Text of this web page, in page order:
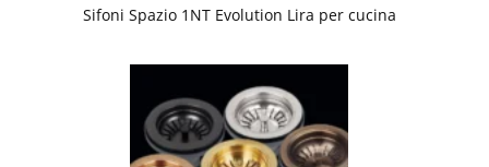
Sifoni Spazio 1NT Evolution Lira per cucina